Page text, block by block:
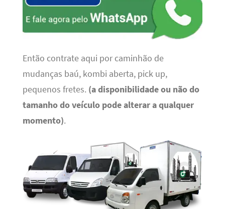
Então contrate aqui por caminhão de
mudanças baú, kombi aberta, pick up,
pequenos fretes. (a disponibilidade ou não do
tamanho do veículo pode alterar a qualquer
momento).